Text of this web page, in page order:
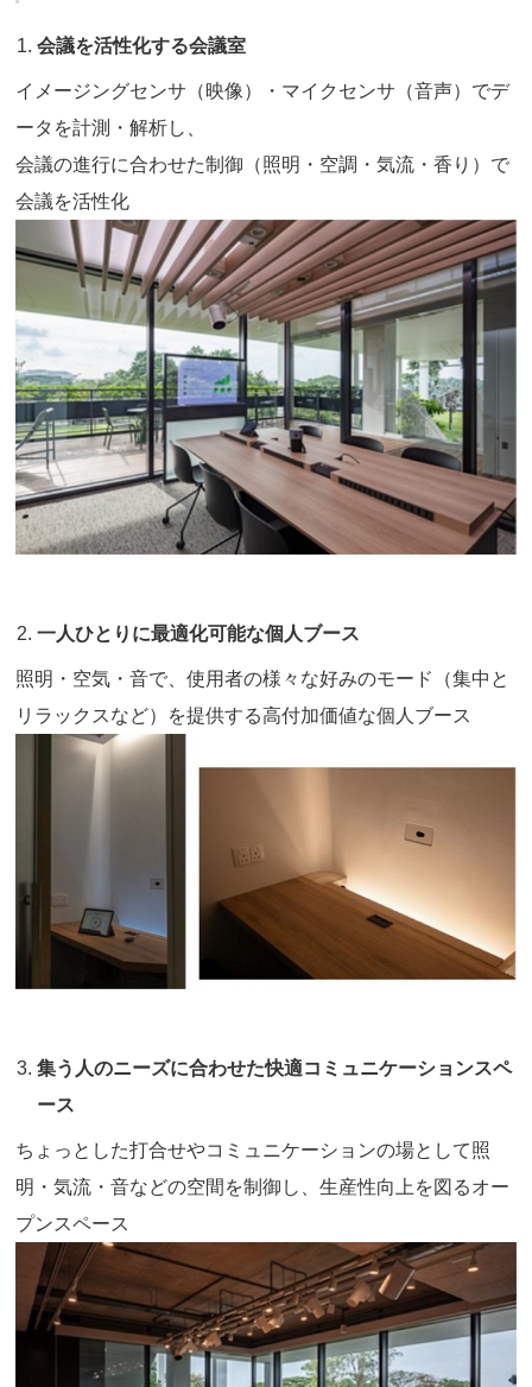
会議を活性化する会議室
イメージングセンサ（映像）・マイクセンサ（音声）でデ
ータを計測・解析し、
会議の進行に合わせた制御（照明・空調・気流・香り）で
会議を活性化
一人ひとりに最適化可能な個人ブース
照明・空気・音で、使用者の様々な好みのモード（集中と
リラックスなど）を提供する高付加価値な個人ブース
集う人のニーズに合わせた快適コミュニケーションスペ
ース
ちょっとした打合せやコミュニケーションの場として照
明・気流・音などの空間を制御し、生産性向上を図るオー
プンスペース